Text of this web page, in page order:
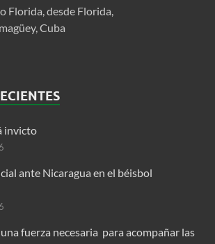
Florida, desde Florida,
Cuba
invicto
ante Nicaragua en el béisbol
fuerza necesaria para acompañar las